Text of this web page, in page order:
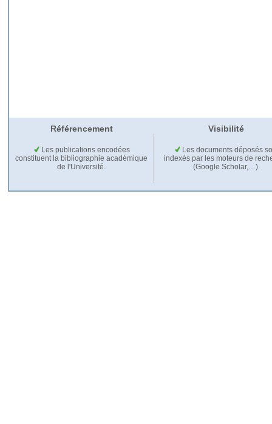
Référencement Visibilité
Les publications encodées
constituent la bibliographie académique
de l'Université.
Les documents déposés
indexés par les moteurs de
(Google Scholar,…).